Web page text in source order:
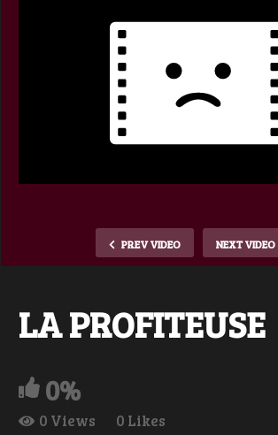
PREV VIDEO NEXT VIDEO
LA PROFITEUSE
0%
0 Views 0 Likes